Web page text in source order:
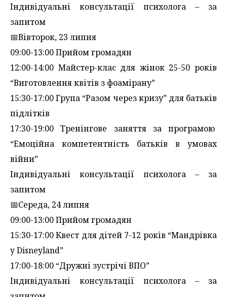
Індивідуальні консультації психолога – за
запитом
📅Вівторок, 23 липня
09:00-13:00 Прийом громадян
12:00-14:00 Майстер-клас для жінок 25-50 років
“Виготовлення квітів з фоамірану”
15:30-17:00 Група “Разом через кризу” для батьків
підлітків
17:30-19:00 Тренінгове заняття за програмою
“Емоційна компетентність батьків в умовах
війни”
Індивідуальні консультації психолога – за
запитом
📅Середа, 24 липня
09:00-13:00 Прийом громадян
15:30-17:00 Квест для дітей 7-12 років “Мандрівка
у Disneyland”
17:00-18:00 “Дружні зустрічі ВПО”
Індивідуальні консультації психолога – за